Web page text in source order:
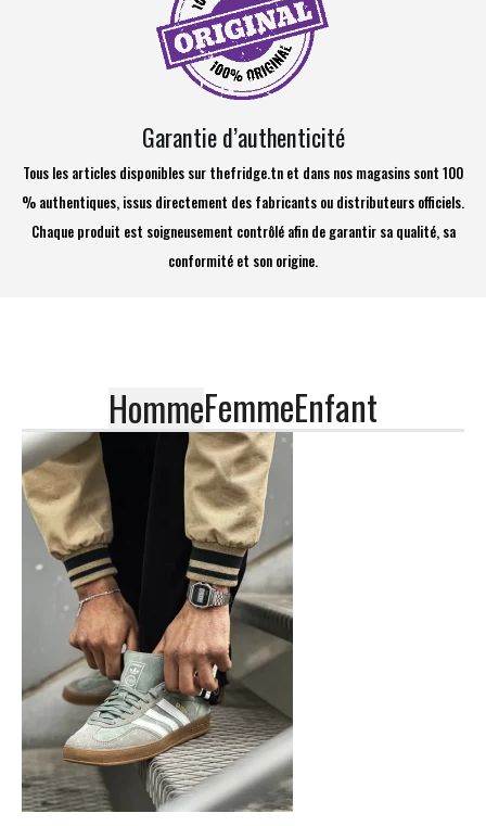
Garantie d’authenticité
Tous les articles disponibles sur thefridge.tn et dans nos magasins sont 100
% authentiques, issus directement des fabricants ou distributeurs officiels.
Chaque produit est soigneusement contrôlé afin de garantir sa qualité, sa
conformité et son origine.
HommeFemmeEnfant